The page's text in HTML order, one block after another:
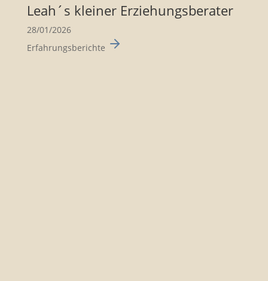
Leah´s kleiner Erzie­hungs­be­rater
28/01/2026
Erfahrungsberichte